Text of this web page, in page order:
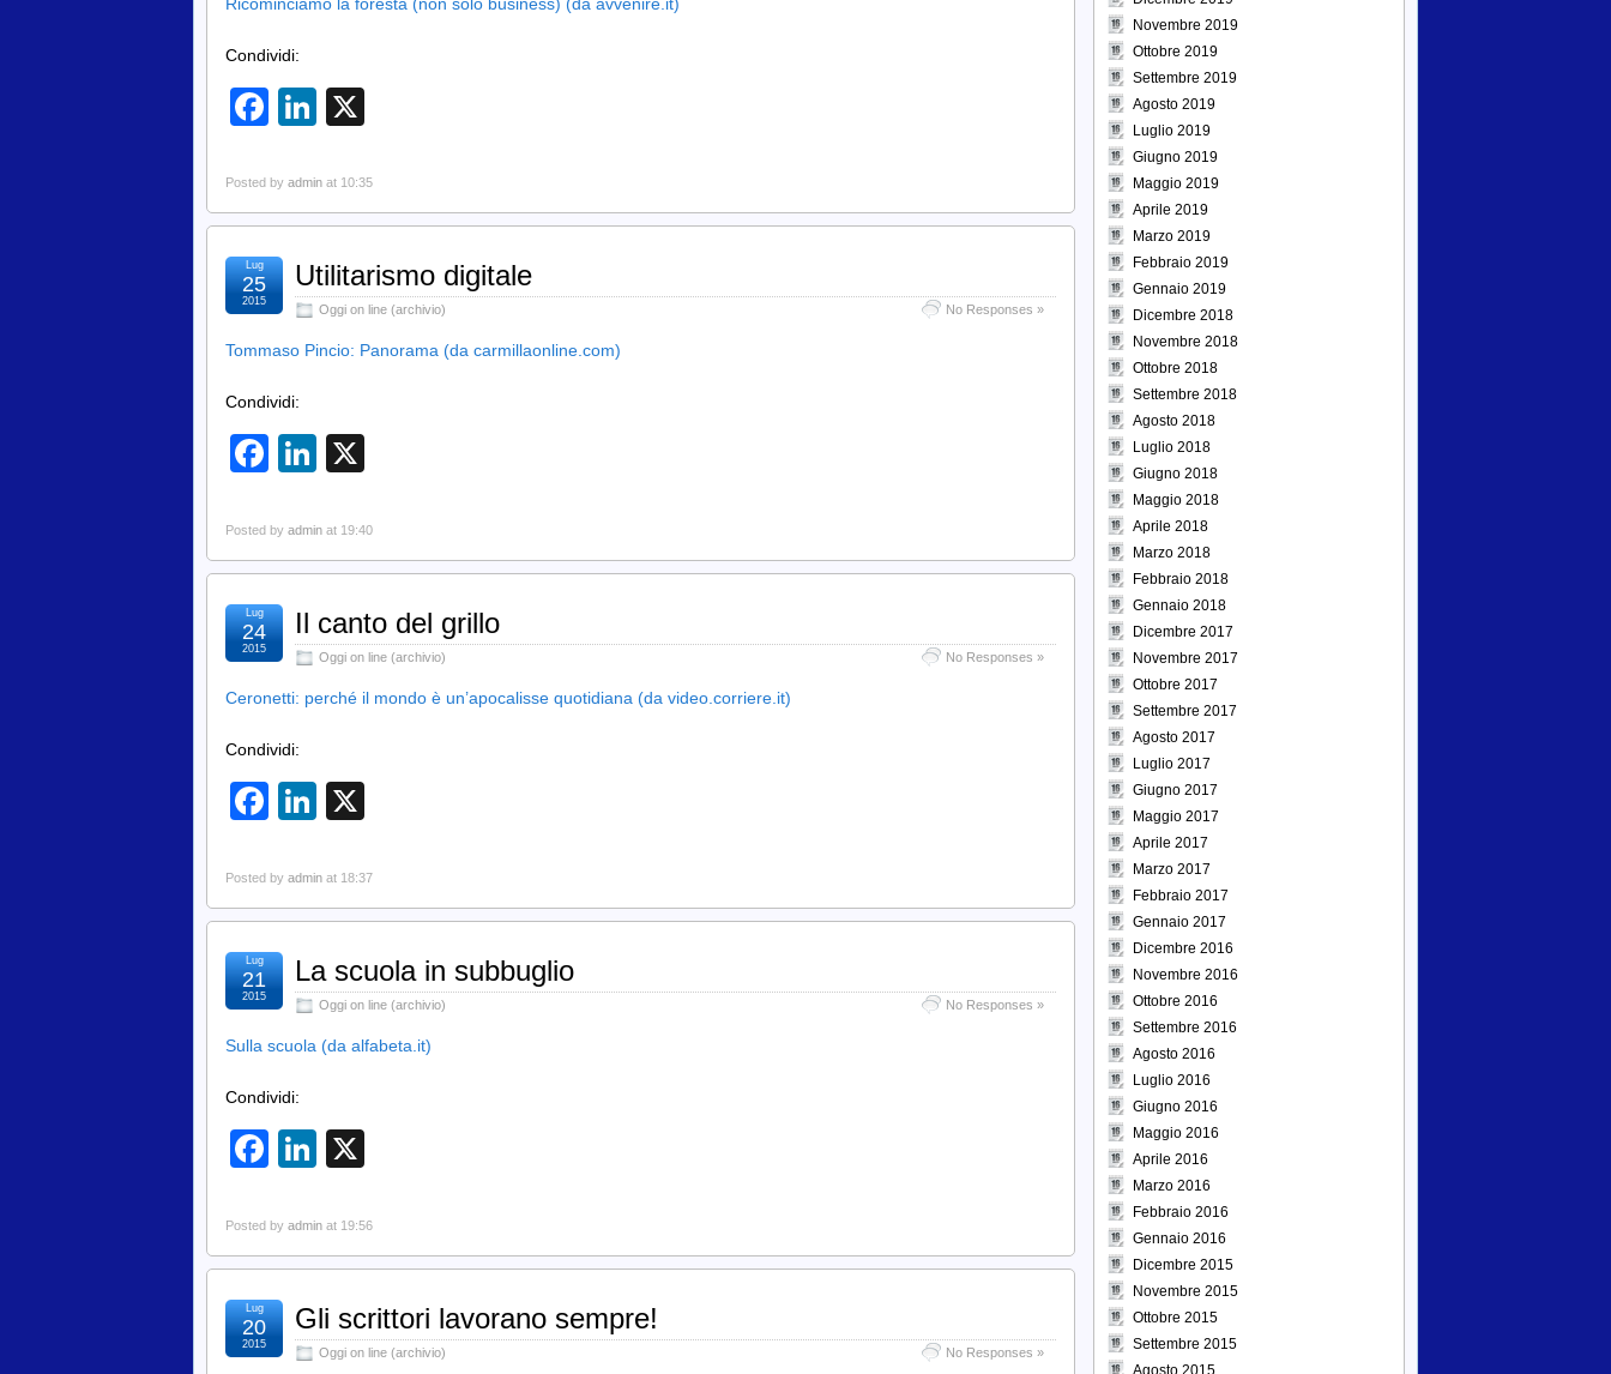
Condividi:
Facebook
LinkedIn
Posted by admin at 10:35
Utilitarismo digitale
Oggi on line (archivio) No Responses »
Lug
25
2015
Tommaso Pincio: Panorama (da carmillaonline.com)
Condividi:
Facebook
LinkedIn
Posted by admin at 19:40
Il canto del grillo
Oggi on line (archivio) No Responses »
Lug
24
2015
Ceronetti: perché il mondo è un’apocalisse quotidiana (da video.corriere.it)
Condividi:
Facebook
LinkedIn
Posted by admin at 18:37
La scuola in subbuglio
Oggi on line (archivio) No Responses »
Lug
21
2015
Sulla scuola (da alfabeta.it)
Condividi:
Facebook
LinkedIn
Posted by admin at 19:56
Gli scrittori lavorano sempre!
Oggi on line (archivio) No Responses »
Lug
20
2015
Novembre 2019
Ottobre 2019
Settembre 2019
Agosto 2019
Luglio 2019
Giugno 2019
Maggio 2019
Aprile 2019
Marzo 2019
Febbraio 2019
Gennaio 2019
Dicembre 2018
Novembre 2018
Ottobre 2018
Settembre 2018
Agosto 2018
Luglio 2018
Giugno 2018
Maggio 2018
Aprile 2018
Marzo 2018
Febbraio 2018
Gennaio 2018
Dicembre 2017
Novembre 2017
Ottobre 2017
Settembre 2017
Agosto 2017
Luglio 2017
Giugno 2017
Maggio 2017
Aprile 2017
Marzo 2017
Febbraio 2017
Gennaio 2017
Dicembre 2016
Novembre 2016
Ottobre 2016
Settembre 2016
Agosto 2016
Luglio 2016
Giugno 2016
Maggio 2016
Aprile 2016
Marzo 2016
Febbraio 2016
Gennaio 2016
Dicembre 2015
Novembre 2015
Ottobre 2015
Settembre 2015
Agosto 2015